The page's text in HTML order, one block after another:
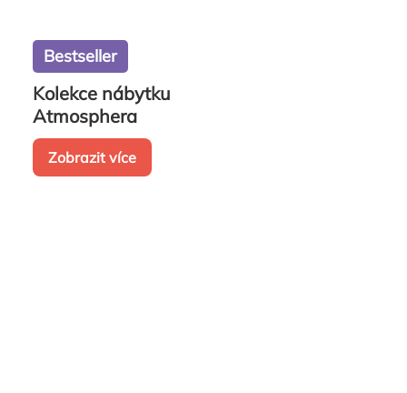
Bestseller
Kolekce nábytku
Atmosphera
Zobrazit více